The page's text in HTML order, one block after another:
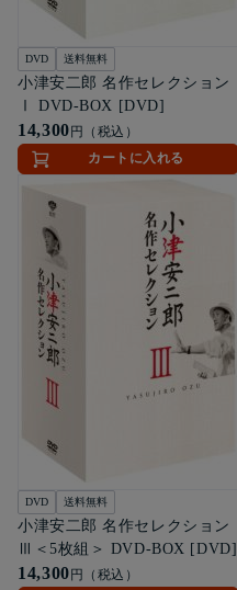
DVD 送料無料
小津安二郎 名作セレクション
Ⅰ DVD-BOX [DVD]
14,300円（税込）
カートに入れる
DVD 送料無料
小津安二郎 名作セレクション
Ⅲ＜5枚組＞ DVD-BOX [DVD]
14,300円（税込）